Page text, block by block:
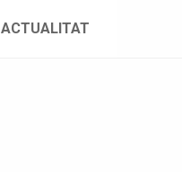
ACTUALITAT